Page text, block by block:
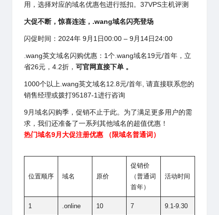
用，选择对应的域名优惠包进行抵扣。37VPS主机评测
大促不断，惊喜连连，.wang域名闪亮登场
闪促时间：2024年 9月1日00:00 – 9月14日24:00
.wang英文域名闪购优惠：1个.wang域名19元/首年，立
省26元，4.2折， 可官网直接下单 。
1000个以上.wang英文域名12.8元/首年, 请直接联系您的
销售经理或拨打95187-1进行咨询
9月域名闪购季，促销不止于此。为了满足更多用户的需
求，我们还准备了一系列其他域名的超值优惠！
热门域名9月大促注册优惠 （限域名普通词）
位置顺序 域名 原价
促销价
（普通词
首年）
活动时间
1 .online 10 7 9.1-9.30